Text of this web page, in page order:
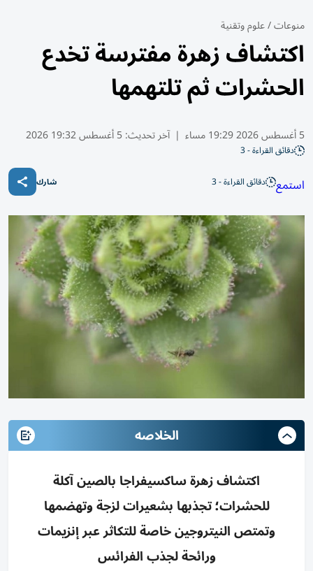
منوعات/علوم وتقنية
اكتشاف زهرة مفترسة تخدع
الحشرات ثم تلتهمها
5 أغسطس 2026 19:29 مساء | آخر تحديث:5 أغسطس 19:32 2026
دقائق القراءة - 3
استمع دقائق القراءة - 3 شارك
الخلاصه
اكتشاف زهرة ساكسيفراجا بالصين آكلة
للحشرات؛ تجذبها بشعيرات لزجة وتهضمها
وتمتص النيتروجين خاصة للتكاثر عبر إنزيمات
ورائحة لجذب الفرائس